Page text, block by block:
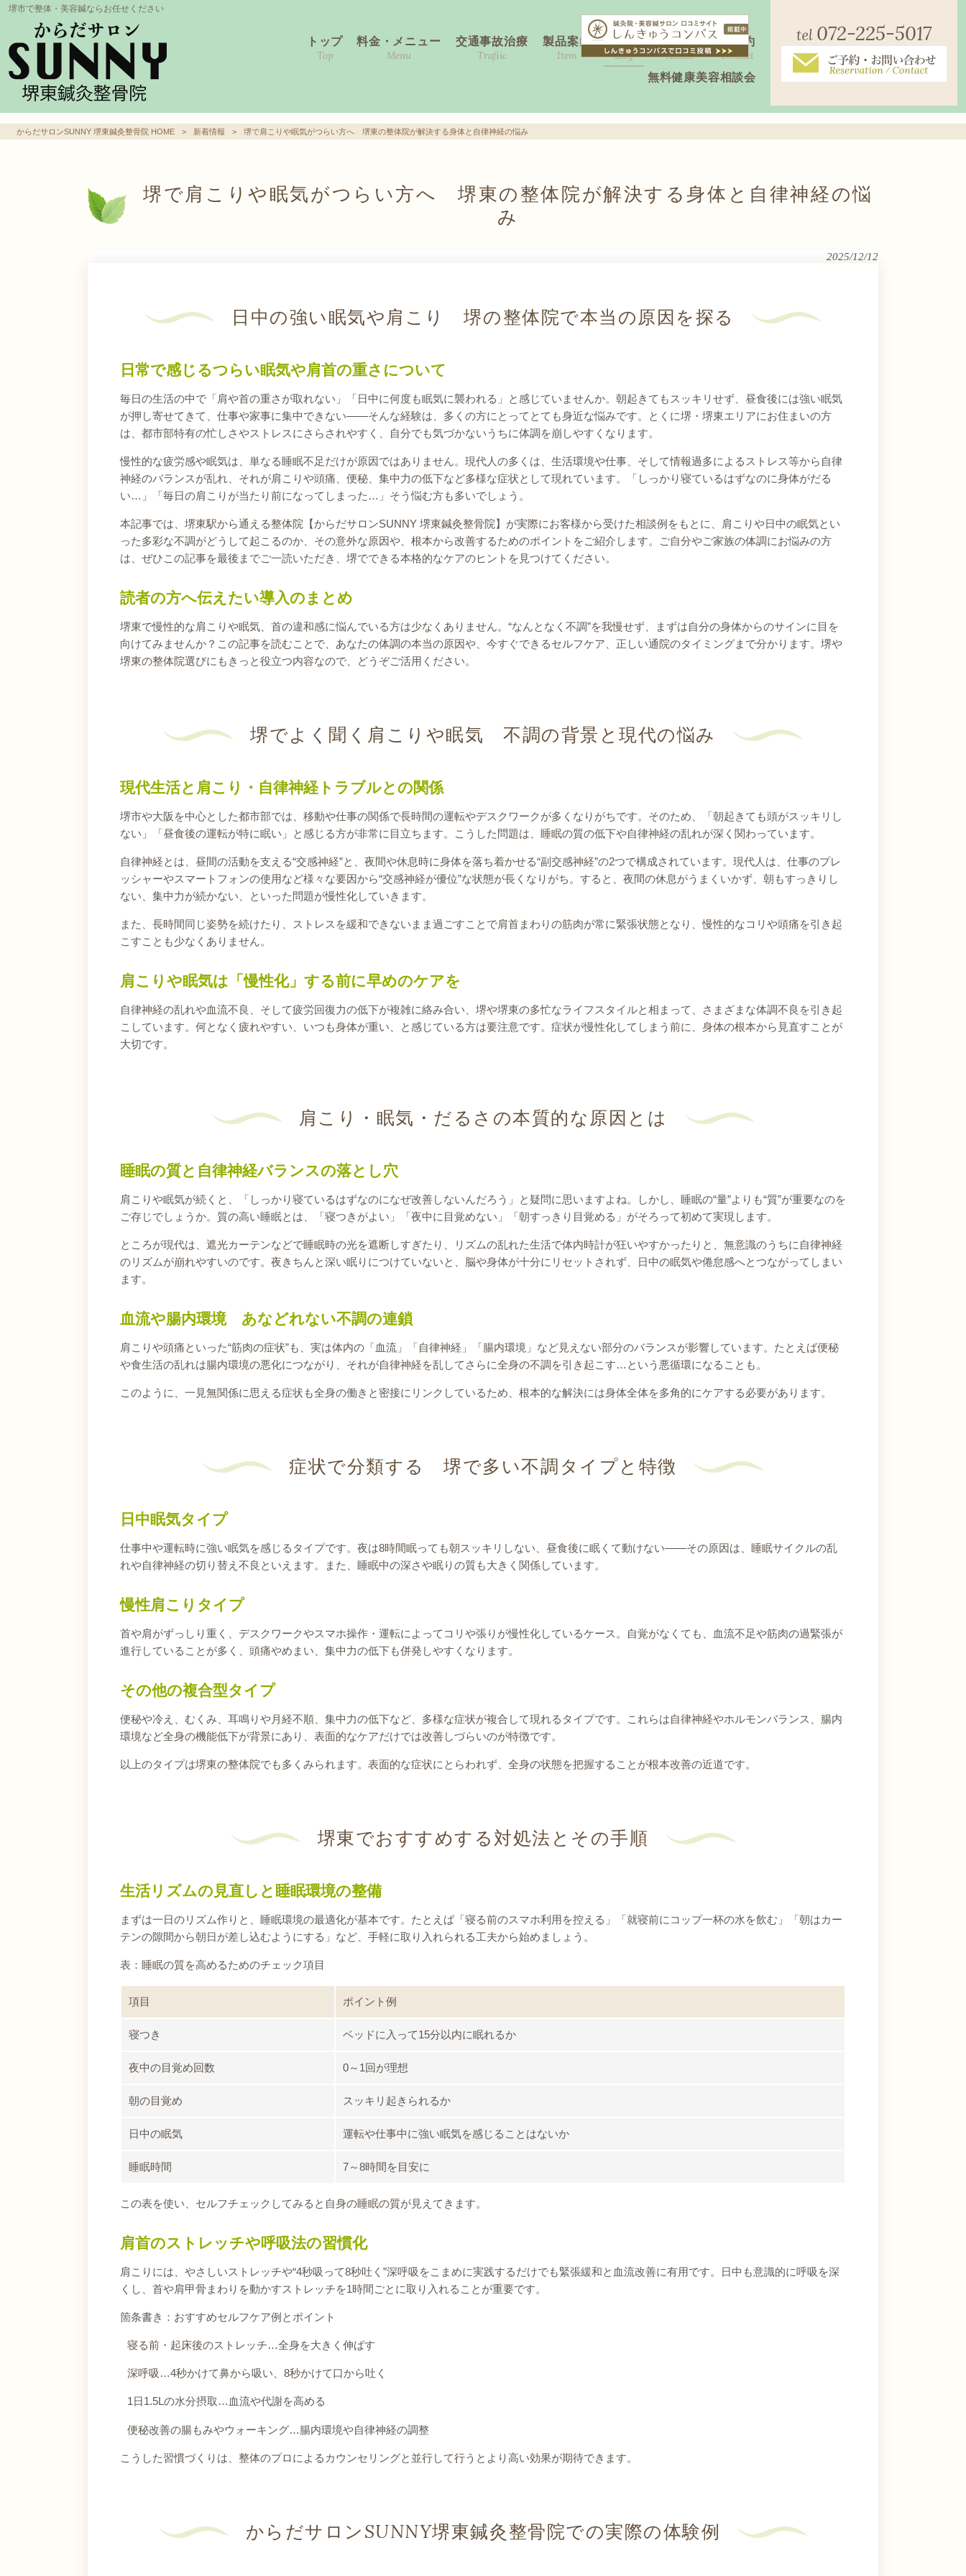
堺市で整体・美容鍼ならお任せください
トップ
Top
料金・メニュー
Menu
交通事故治療
Trafiic
製品案内
Item
ブログ
Blog
店舗案内
Access
ご予約
Contact
無料健康美容相談会
072-225-5017
からだサロンSUNNY 堺東鍼灸整骨院 HOME > 新着情報 > 堺で肩こりや眠気がつらい方へ 堺東の整体院が解決する身体と自律神経の悩み
堺で肩こりや眠気がつらい方へ 堺東の整体院が解決する身体と自律神経の悩
み
2025/12/12
日中の強い眠気や肩こり 堺の整体院で本当の原因を探る
日常で感じるつらい眠気や肩首の重さについて
毎日の生活の中で「肩や首の重さが取れない」「日中に何度も眠気に襲われる」と感じていませんか。朝起きてもスッキリせず、昼食後には強い眠気
が押し寄せてきて、仕事や家事に集中できない――そんな経験は、多くの方にとってとても身近な悩みです。とくに堺・堺東エリアにお住まいの方
は、都市部特有の忙しさやストレスにさらされやすく、自分でも気づかないうちに体調を崩しやすくなります。
慢性的な疲労感や眠気は、単なる睡眠不足だけが原因ではありません。現代人の多くは、生活環境や仕事、そして情報過多によるストレス等から自律
神経のバランスが乱れ、それが肩こりや頭痛、便秘、集中力の低下など多様な症状として現れています。「しっかり寝ているはずなのに身体がだる
い…」「毎日の肩こりが当たり前になってしまった…」そう悩む方も多いでしょう。
本記事では、堺東駅から通える整体院【からだサロンSUNNY 堺東鍼灸整骨院】が実際にお客様から受けた相談例をもとに、肩こりや日中の眠気とい
った多彩な不調がどうして起こるのか、その意外な原因や、根本から改善するためのポイントをご紹介します。ご自分やご家族の体調にお悩みの方
は、ぜひこの記事を最後までご一読いただき、堺でできる本格的なケアのヒントを見つけてください。
読者の方へ伝えたい導入のまとめ
堺東で慢性的な肩こりや眠気、首の違和感に悩んでいる方は少なくありません。“なんとなく不調”を我慢せず、まずは自分の身体からのサインに目を
向けてみませんか？この記事を読むことで、あなたの体調の本当の原因や、今すぐできるセルフケア、正しい通院のタイミングまで分かります。堺や
堺東の整体院選びにもきっと役立つ内容なので、どうぞご活用ください。
堺でよく聞く肩こりや眠気 不調の背景と現代の悩み
現代生活と肩こり・自律神経トラブルとの関係
堺市や大阪を中心とした都市部では、移動や仕事の関係で長時間の運転やデスクワークが多くなりがちです。そのため、「朝起きても頭がスッキリし
ない」「昼食後の運転が特に眠い」と感じる方が非常に目立ちます。こうした問題は、睡眠の質の低下や自律神経の乱れが深く関わっています。
自律神経とは、昼間の活動を支える“交感神経”と、夜間や休息時に身体を落ち着かせる“副交感神経”の2つで構成されています。現代人は、仕事のプレ
ッシャーやスマートフォンの使用など様々な要因から“交感神経が優位”な状態が長くなりがち。すると、夜間の休息がうまくいかず、朝もすっきりし
ない、集中力が続かない、といった問題が慢性化していきます。
また、長時間同じ姿勢を続けたり、ストレスを緩和できないまま過ごすことで肩首まわりの筋肉が常に緊張状態となり、慢性的なコリや頭痛を引き起
こすことも少なくありません。
肩こりや眠気は「慢性化」する前に早めのケアを
自律神経の乱れや血流不良、そして疲労回復力の低下が複雑に絡み合い、堺や堺東の多忙なライフスタイルと相まって、さまざまな体調不良を引き起
こしています。何となく疲れやすい、いつも身体が重い、と感じている方は要注意です。症状が慢性化してしまう前に、身体の根本から見直すことが
大切です。
肩こり・眠気・だるさの本質的な原因とは
睡眠の質と自律神経バランスの落とし穴
肩こりや眠気が続くと、「しっかり寝ているはずなのになぜ改善しないんだろう」と疑問に思いますよね。しかし、睡眠の“量”よりも“質”が重要なのを
ご存じでしょうか。質の高い睡眠とは、「寝つきがよい」「夜中に目覚めない」「朝すっきり目覚める」がそろって初めて実現します。
ところが現代は、遮光カーテンなどで睡眠時の光を遮断しすぎたり、リズムの乱れた生活で体内時計が狂いやすかったりと、無意識のうちに自律神経
のリズムが崩れやすいのです。夜きちんと深い眠りにつけていないと、脳や身体が十分にリセットされず、日中の眠気や倦怠感へとつながってしまい
ます。
血流や腸内環境 あなどれない不調の連鎖
肩こりや頭痛といった“筋肉の症状”も、実は体内の「血流」「自律神経」「腸内環境」など見えない部分のバランスが影響しています。たとえば便秘
や食生活の乱れは腸内環境の悪化につながり、それが自律神経を乱してさらに全身の不調を引き起こす…という悪循環になることも。
このように、一見無関係に思える症状も全身の働きと密接にリンクしているため、根本的な解決には身体全体を多角的にケアする必要があります。
症状で分類する 堺で多い不調タイプと特徴
日中眠気タイプ
仕事中や運転時に強い眠気を感じるタイプです。夜は8時間眠っても朝スッキリしない、昼食後に眠くて動けない――その原因は、睡眠サイクルの乱
れや自律神経の切り替え不良といえます。また、睡眠中の深さや眠りの質も大きく関係しています。
慢性肩こりタイプ
首や肩がずっしり重く、デスクワークやスマホ操作・運転によってコリや張りが慢性化しているケース。自覚がなくても、血流不足や筋肉の過緊張が
進行していることが多く、頭痛やめまい、集中力の低下も併発しやすくなります。
その他の複合型タイプ
便秘や冷え、むくみ、耳鳴りや月経不順、集中力の低下など、多様な症状が複合して現れるタイプです。これらは自律神経やホルモンバランス、腸内
環境など全身の機能低下が背景にあり、表面的なケアだけでは改善しづらいのが特徴です。
以上のタイプは堺東の整体院でも多くみられます。表面的な症状にとらわれず、全身の状態を把握することが根本改善の近道です。
堺東でおすすめする対処法とその手順
生活リズムの見直しと睡眠環境の整備
まずは一日のリズム作りと、睡眠環境の最適化が基本です。たとえば「寝る前のスマホ利用を控える」「就寝前にコップ一杯の水を飲む」「朝はカー
テンの隙間から朝日が差し込むようにする」など、手軽に取り入れられる工夫から始めましょう。
表：睡眠の質を高めるためのチェック項目
項目 ポイント例
寝つき ベッドに入って15分以内に眠れるか
夜中の目覚め回数 0～1回が理想
朝の目覚め スッキリ起きられるか
日中の眠気 運転や仕事中に強い眠気を感じることはないか
睡眠時間 7～8時間を目安に
この表を使い、セルフチェックしてみると自身の睡眠の質が見えてきます。
肩首のストレッチや呼吸法の習慣化
肩こりには、やさしいストレッチや“4秒吸って8秒吐く”深呼吸をこまめに実践するだけでも緊張緩和と血流改善に有用です。日中も意識的に呼吸を深
くし、首や肩甲骨まわりを動かすストレッチを1時間ごとに取り入れることが重要です。
箇条書き：おすすめセルフケア例とポイント
寝る前・起床後のストレッチ…全身を大きく伸ばす
深呼吸…4秒かけて鼻から吸い、8秒かけて口から吐く
1日1.5Lの水分摂取…血流や代謝を高める
便秘改善の腸もみやウォーキング…腸内環境や自律神経の調整
こうした習慣づくりは、整体のプロによるカウンセリングと並行して行うとより高い効果が期待できます。
からだサロンSUNNY堺東鍼灸整骨院での実際の体験例